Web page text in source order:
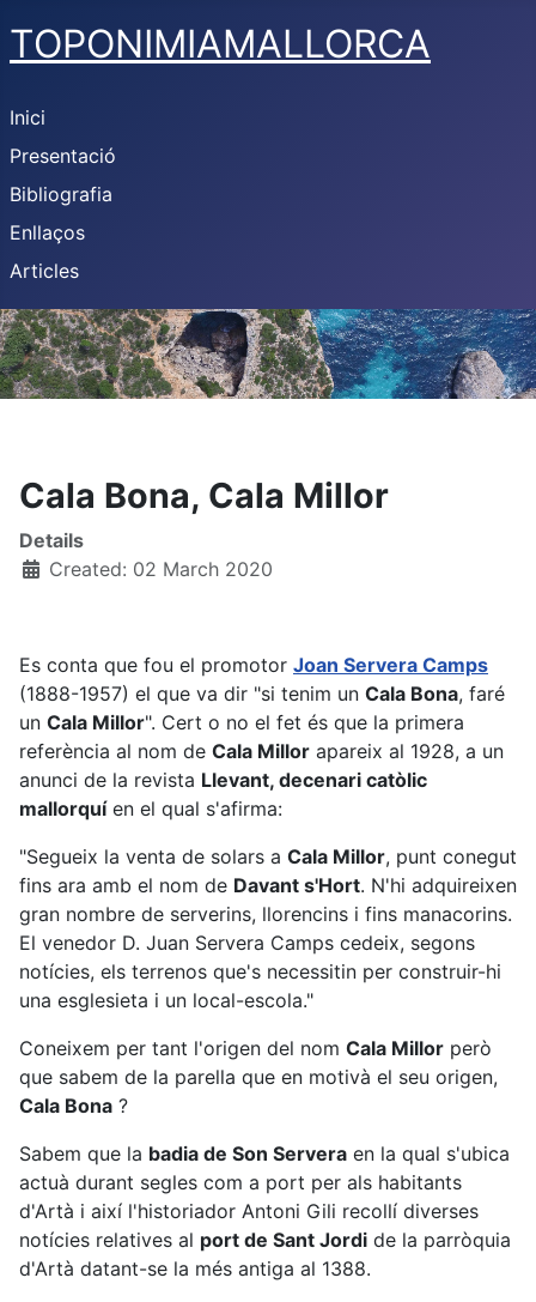
TOPONIMIAMALLORCA
Inici
Presentació
Bibliografia
Enllaços
Articles
Cala Bona, Cala Millor
Details
Created: 02 March 2020
Es conta que fou el promotor Joan Servera Camps
(1888-1957) el que va dir "si tenim un Cala Bona, faré
un Cala Millor". Cert o no el fet és que la primera
referència al nom de Cala Millor apareix al 1928, a un
anunci de la revista Llevant, decenari catòlic
mallorquíen el qual s'afirma:
"Segueix la venta de solars a Cala Millor, punt conegut
fins ara amb el nom de Davant s'Hort. N'hi adquireixen
gran nombre de serverins, llorencins i fins manacorins.
El venedor D. Juan Servera Camps cedeix, segons
notícies, els terrenos que's necessitin per construir-hi
una esglesieta i un local-escola."
Coneixem per tant l'origen del nom Cala Millor però
que sabem de la parella que en motivà el seu origen,
Cala Bona ?
Sabem que la badia de Son Servera en la qual s'ubica
actuà durant segles com a port per als habitants
d'Artà i així l'historiador Antoni Gili recollí diverses
notícies relatives al port de Sant Jordi de la parròquia
d'Artà datant-se la més antiga al 1388.